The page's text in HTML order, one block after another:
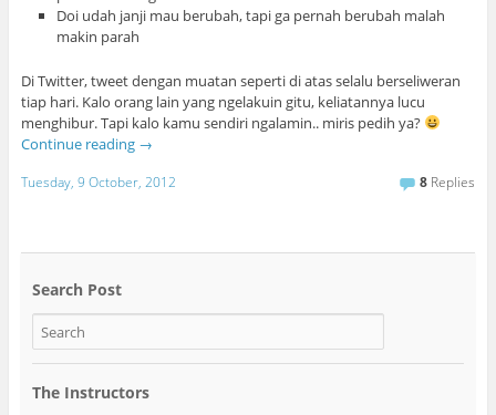
Doi udah janji mau berubah, tapi ga pernah berubah malah
makin parah
Di Twitter, tweet dengan muatan seperti di atas selalu berseliweran
tiap hari. Kalo orang lain yang ngelakuin gitu, keliatannya lucu
menghibur. Tapi kalo kamu sendiri ngalamin.. miris pedih ya?
Continue reading →
Tuesday, 9 October, 2012 8 Replies
Search Post
The Instructors